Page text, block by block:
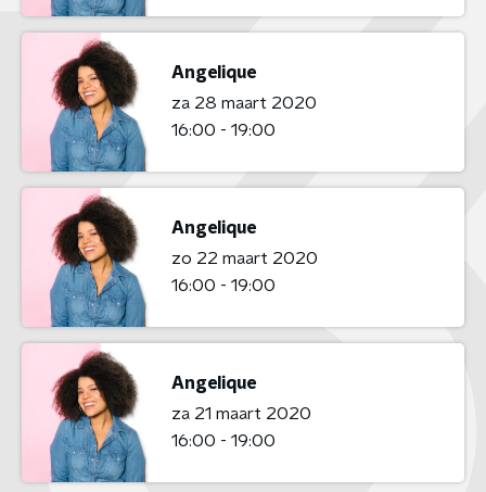
Angelique
za 28 maart 2020
16:00 - 19:00
Angelique
zo 22 maart 2020
16:00 - 19:00
Angelique
za 21 maart 2020
16:00 - 19:00